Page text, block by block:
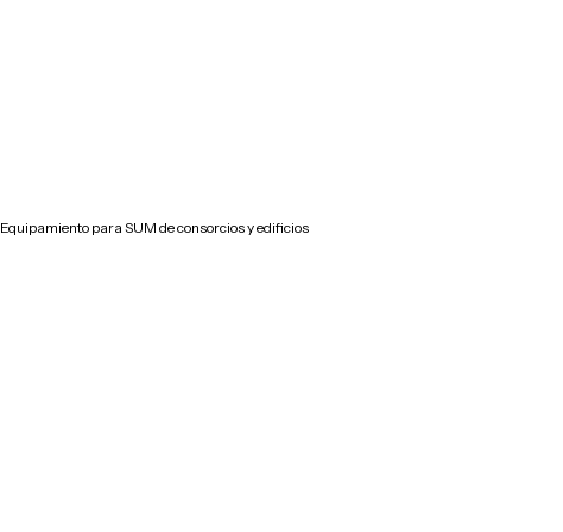
Equipamiento para SUM de consorcios y edificios